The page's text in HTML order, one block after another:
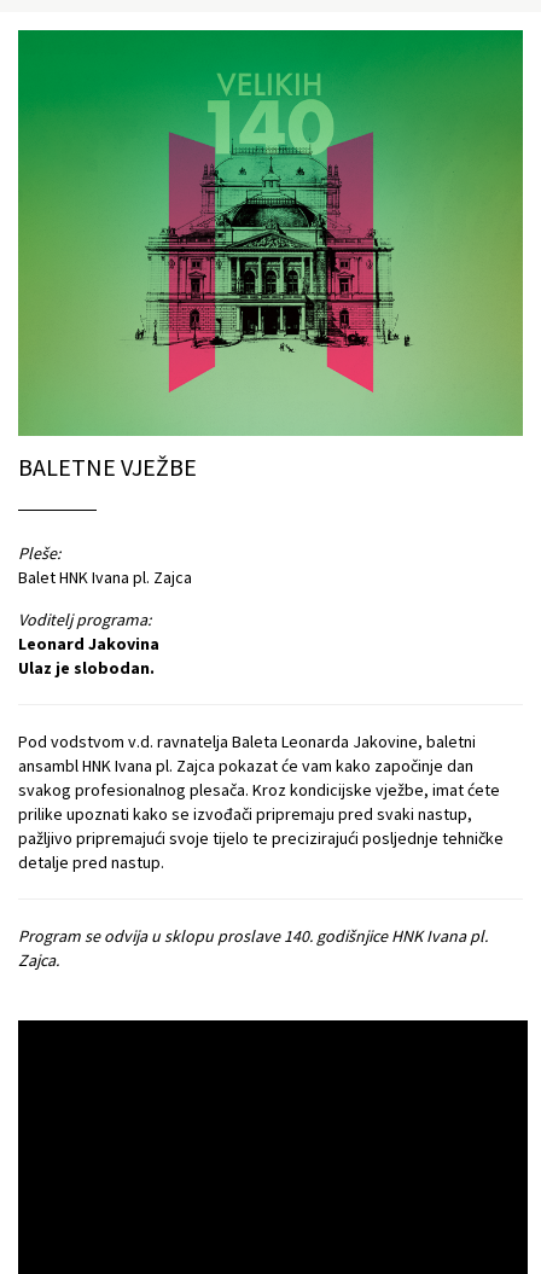
BALETNE VJEŽBE
Pleše:
Balet HNK Ivana pl. Zajca
Voditelj programa:
Leonard Jakovina
Ulaz je slobodan.
Pod vodstvom v.d. ravnatelja Baleta Leonarda Jakovine, baletni
ansambl HNK Ivana pl. Zajca pokazat će vam kako započinje dan
svakog profesionalnog plesača. Kroz kondicijske vježbe, imat ćete
prilike upoznati kako se izvođači pripremaju pred svaki nastup,
pažljivo pripremajući svoje tijelo te precizirajući posljednje tehničke
detalje pred nastup.
Program se odvija u sklopu proslave 140. godišnjice HNK Ivana pl.
Zajca.